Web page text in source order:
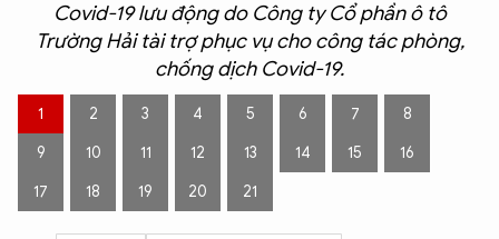
Covid-19 lưu động do Công ty Cổ phần ô tô
Trường Hải tài trợ phục vụ cho công tác phòng,
chống dịch Covid-19.
1 2 3 4 5 6 7 8
9 10 11 12 13 14 15 16
17 18 19 20 21